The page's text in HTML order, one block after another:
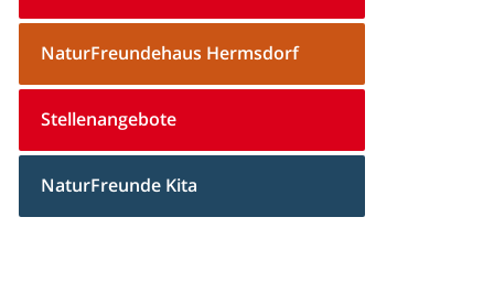
NaturFreundehaus Hermsdorf
Stellenangebote
NaturFreunde Kita